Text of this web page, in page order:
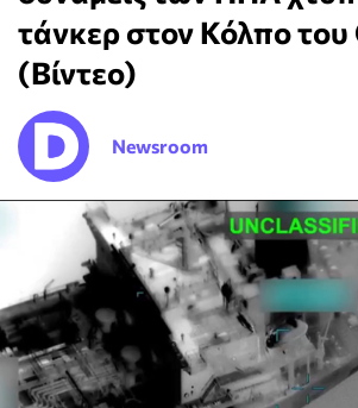
τάνκερ στον Κόλπο
(Βίντεο)
Newsroom